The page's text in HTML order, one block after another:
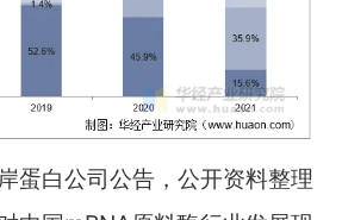
蛋白公司公告，公开资料整理